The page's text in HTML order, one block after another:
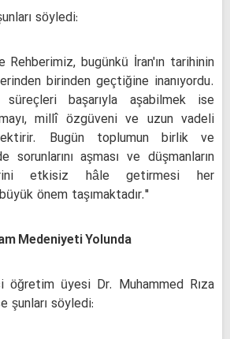
söyledi:
Rehberimiz, bugünkü İran'ın tarihinin
birinden geçtiğine inanıyordu.
başarıyla aşabilmek ise
millî özgüveni ve uzun vadeli
Bugün toplumun birlik ve
sorunlarını aşması ve düşmanların
etkisiz hâle getirmesi her
önem taşımaktadır."
Medeniyeti Yolunda
öğretim üyesi Dr. Muhammed Rıza
şunları söyledi: